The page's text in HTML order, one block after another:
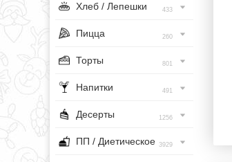
Хлеб / Лепешки 433
Пицца 260
Торты 801
Напитки 491
Десерты 1256
ПП / Диетическое 3929